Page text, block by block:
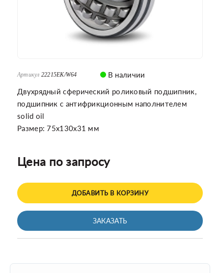
Артикул 22215EK/W64
В наличии
Двухрядный сферический роликовый подшипник,
подшипник с антифрикционным наполнителем
solid oil
Размер: 75x130x31 мм
Цена по запросу
ДОБАВИТЬ В КОРЗИНУ
ЗАКАЗАТЬ